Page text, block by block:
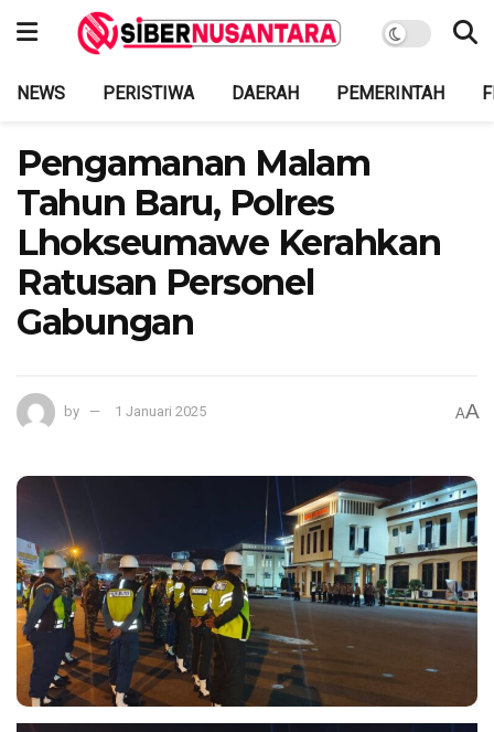
NEWS PERISTIWA DAERAH PEMERINTAH
Pengamanan Malam
Tahun Baru, Polres
Lhokseumawe Kerahkan
Ratusan Personel
Gabungan
by 1 Januari 2025 AA